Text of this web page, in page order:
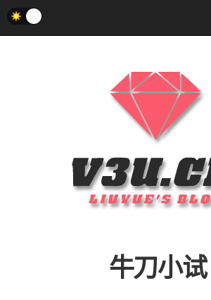
牛刀小试